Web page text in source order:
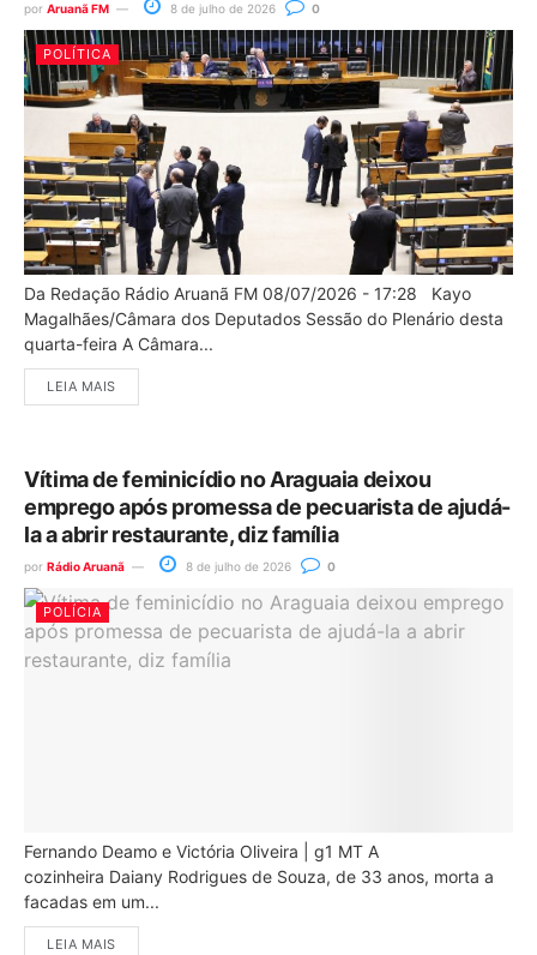
por Aruanã FM 8 de julho de 2026 0
POLÍTICA
Da Redação Rádio Aruanã FM 08/07/2026 - 17:28 Kayo
Magalhães/Câmara dos Deputados Sessão do Plenário desta
quarta-feira A Câmara...
LEIA MAIS
Vítima de feminicídio no Araguaia deixou
emprego após promessa de pecuarista de ajudá-
la a abrir restaurante, diz família
por Rádio Aruanã 8 de julho de 2026 0
POLÍCIA
Fernando Deamo e Victória Oliveira | g1 MT A
cozinheira Daiany Rodrigues de Souza, de 33 anos, morta a
facadas em um...
LEIA MAIS